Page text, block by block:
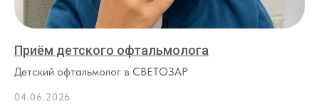
Приём детского офтальмолога
Детский офтальмолог в СВЕТОЗАР
04.06.2026